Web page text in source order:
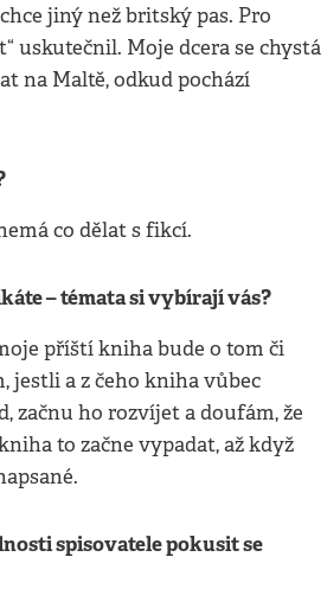
jiný než britský pas. Pro
uskutečnil. Moje dcera se chystá
na Maltě, odkud pochází
co dělat s fikcí.
– témata si vybírají vás?
příští kniha bude o tom či
jestli a z čeho kniha vůbec
začnu ho rozvíjet a doufám, že
to začne vypadat, až když
spisovatele pokusit se